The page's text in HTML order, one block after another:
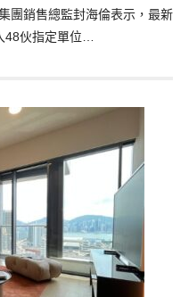
團銷售總監封海倫表示，最新
48伙指定單位…